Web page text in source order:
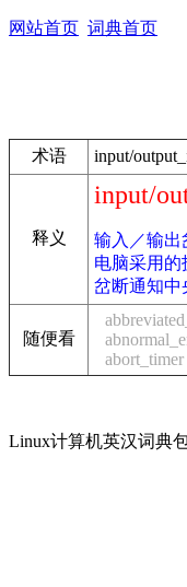
网站首页 词典首页
术语 input/
释义
input/
输入／输出
电脑采用
岔断通知中
随便看
abort_timer
Linux计算机英汉词典